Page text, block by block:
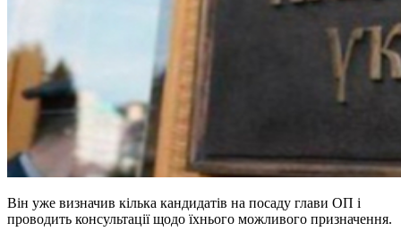
Він уже визначив кілька кандидатів на посаду глави ОП і
проводить консультації щодо їхнього можливого призначення.